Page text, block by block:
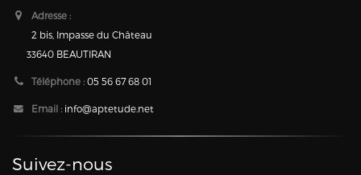
Adresse :
2 bis, Impasse du Château
33640 BEAUTIRAN
Téléphone : 05 56 67 68 01
Email : info@aptetude.net
Suivez-nous